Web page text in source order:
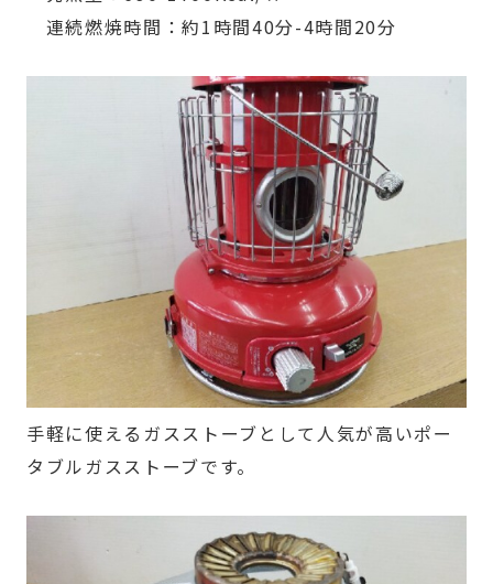
連続燃焼時間：約1時間40分-4時間20分
手軽に使えるガスストーブとして人気が高いポー
タブルガスストーブです。